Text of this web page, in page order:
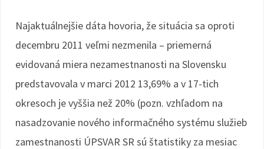
Najaktuálnejšie dáta hovoria, že situácia sa oproti
decembru 2011 veľmi nezmenila – priemerná
evidovaná miera nezamestnanosti na Slovensku
predstavovala v marci 2012 13,69% a v 17-tich
okresoch je vyššia než 20% (pozn. vzhľadom na
nasadzovanie nového informačného systému služieb
zamestnanosti ÚPSVAR SR sú štatistiky za mesiac